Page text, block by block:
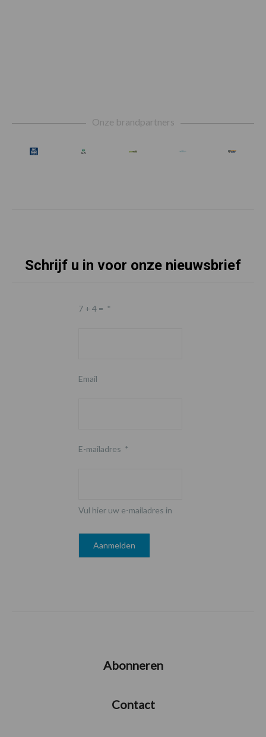
Onze brandpartners
Schrijf u in voor onze nieuwsbrief
7 + 4 = *
Email
E-mailadres *
Vul hier uw e-mailadres in
Abonneren
Contact